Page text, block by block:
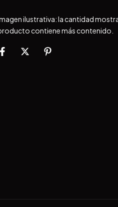
ilustrativa: la cantidad
contiene más contenido.